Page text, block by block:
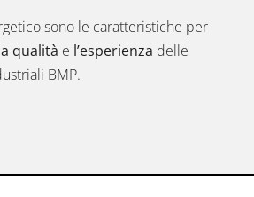
sono le caratteristiche per
qualità e l’esperienza delle
BMP.